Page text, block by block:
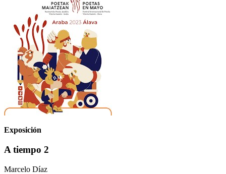
Exposición
A tiempo 2
Marcelo Díaz